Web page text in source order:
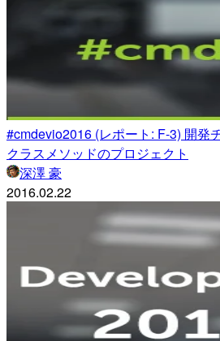
#cmdevio2016 (レポート: F-3) 開発
クラスメソッドのプロジェクト
深澤 豪
2016.02.22